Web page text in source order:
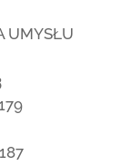
UMYSŁU